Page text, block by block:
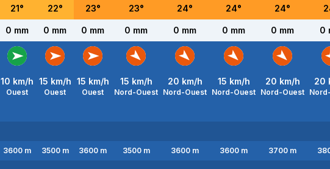
21° 22° 23° 23° 24° 24° 24°
0 mm 0 mm 0 mm 0 mm 0 mm 0 mm 0 mm 0
10 km/h
Ouest
15 km/h
Ouest
15 km/h
Ouest
15 km/h
Nord-Ouest
20 km/h
Nord-Ouest
15 km/h
Nord-Ouest
20 km/h
Nord-Ouest
20
3600 m 3500m 3600 m 3500m 3600 m 3600 m 3700 m